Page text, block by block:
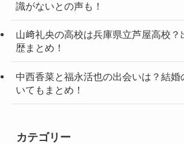
識がないとの声も！
山﨑礼央の高校は兵庫県立芦屋高校？
歴まとめ！
中西香菜と福永活也の出会いは？結婚
いてもまとめ！
カテゴリー